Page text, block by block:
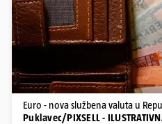
Euro - nova službena valuta u
Puklavec/PIXSELL -